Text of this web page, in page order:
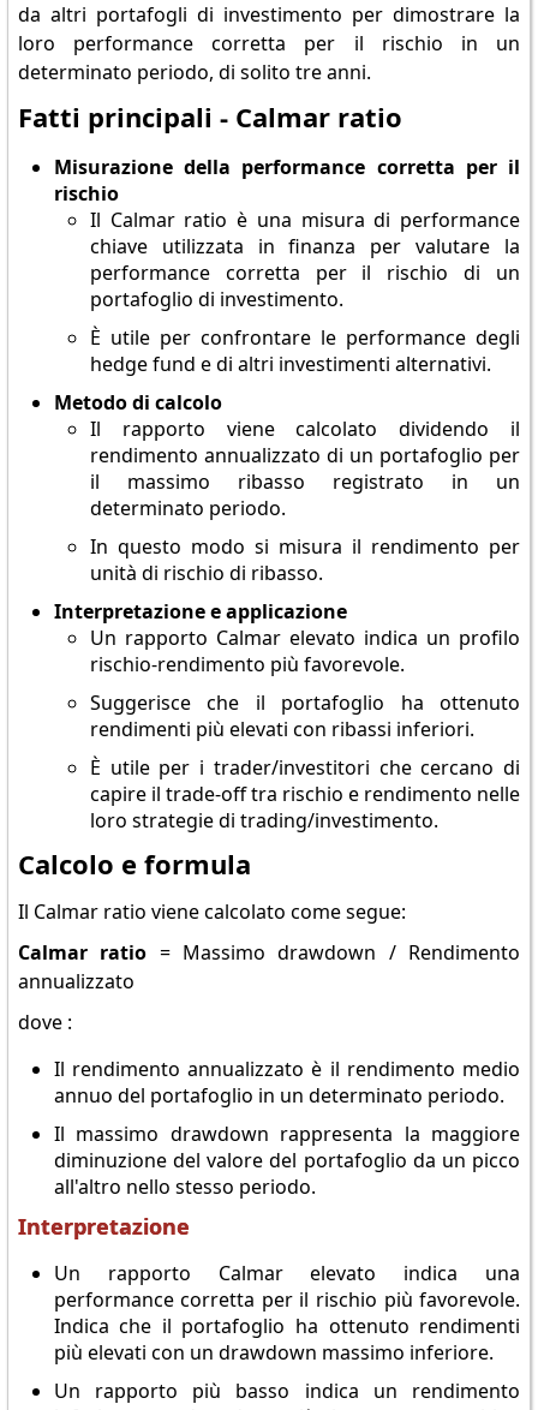
da altri portafogli di investimento per dimostrare la
loro performance corretta per il rischio in un
determinato periodo, di solito tre anni.
Fatti principali - Calmar ratio
Misurazione della performance corretta per il
rischio
Il Calmar ratio è una misura di performance
chiave utilizzata in finanza per valutare la
performance corretta per il rischio di un
portafoglio di investimento.
È utile per confrontare le performance degli
hedge fund e di altri investimenti alternativi.
Metodo di calcolo
Il rapporto viene calcolato dividendo il
rendimento annualizzato di un portafoglio per
il massimo ribasso registrato in un
determinato periodo.
In questo modo si misura il rendimento per
unità di rischio di ribasso.
Interpretazione e applicazione
Un rapporto Calmar elevato indica un profilo
rischio-rendimento più favorevole.
Suggerisce che il portafoglio ha ottenuto
rendimenti più elevati con ribassi inferiori.
È utile per i trader/investitori che cercano di
capire il trade-off tra rischio e rendimento nelle
loro strategie di trading/investimento.
Calcolo e formula
Il Calmar ratio viene calcolato come segue:
Calmar ratio = Massimo drawdown / Rendimento
annualizzato
dove :
Il rendimento annualizzato è il rendimento medio
annuo del portafoglio in un determinato periodo.
Il massimo drawdown rappresenta la maggiore
diminuzione del valore del portafoglio da un picco
all'altro nello stesso periodo.
Interpretazione
Un rapporto Calmar elevato indica una
performance corretta per il rischio più favorevole.
Indica che il portafoglio ha ottenuto rendimenti
più elevati con un drawdown massimo inferiore.
Un rapporto più basso indica un rendimento